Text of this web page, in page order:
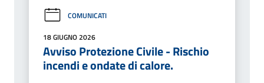
COMUNICATI
18 GIUGNO 2026
Avviso Protezione Civile - Rischio
incendi e ondate di calore.